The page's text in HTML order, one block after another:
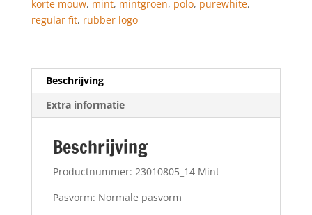
korte mouw, mint, mintgroen, polo, purewhite,
regular fit, rubber logo
Beschrijving
Extra informatie
Beschrijving
Productnummer: 23010805_14 Mint
Pasvorm: Normale pasvorm